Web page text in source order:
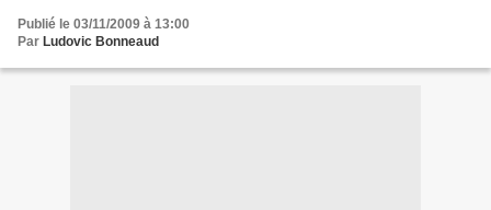
Publié le 03/11/2009 à 13:00
Par Ludovic Bonneaud